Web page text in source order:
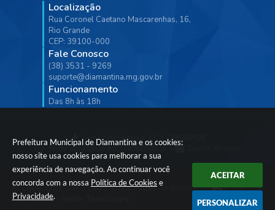
Prefeitura Municipal de Diamantina e os cookies:
nosso site usa cookies para melhorar a sua
experiência de navegação. Ao continuar você
concorda com a nossa Política de Cookies e
Privacidade.
ACEITAR
PERSONALIZAR
Localização
Rua Coronel Caetano Mascarenhas, 16,
Rio Grande
CEP: 39100-000
Fale Conosco
(38) 3531 - 9269
suporte@diamantina.mg.gov.br
Funcionamento
Das 8h às 18h
Versão do Sistema:
3.5.3 - 19/06/2026
Portal atualizado em:06/08/2026 16:14
© Copyright Instar - 2006-2026. Todos os direitos
reservados -